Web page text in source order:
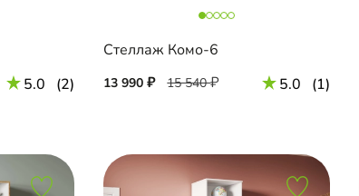
5.0 (2)
Стеллаж Комо-6
13 990 15 540 5.0 (1)